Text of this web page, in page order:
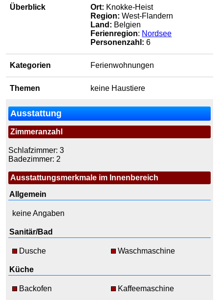
Überblick Ort: Knokke-Heist
Region: West-Flandern
Land: Belgien
Ferienregion: Nordsee
Personenzahl: 6
Kategorien Ferienwohnungen
Themen keine Haustiere
Ausstattung
Zimmeranzahl
Schlafzimmer: 3
Badezimmer: 2
Ausstattungsmerkmale im Innenbereich
Allgemein
keine Angaben
Sanitär/Bad
Dusche Waschmaschine
Küche
Backofen
Kaffeemaschine